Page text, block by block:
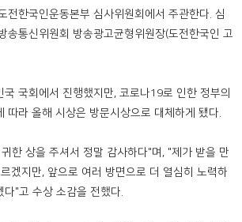
전한국인운동본부 심사위원회에서 주관한다. 심
송통신위원회 방송광고균형위원장(도전한국인 고
국 국회에서 진행했지만, 코로나19로 인한 정부의
따라 올해 시상은 방문시상으로 대체하게 됐다.
한 상을 주셔서 정말 감사하다"며, "제가 받을 만
겠지만, 앞으로 여러 방면으로 더 열심히 노력하
"고 수상 소감을 전했다.